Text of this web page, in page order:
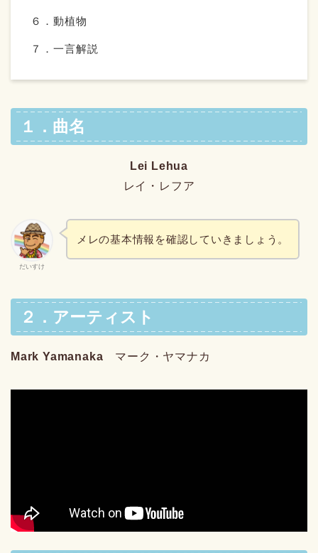
６．動植物
７．一言解説
１．曲名
Lei Lehua
レイ・レフア
だいすけ
メレの基本情報を確認していきましょう。
２．アーティスト
Mark Yamanaka マーク・ヤマナカ